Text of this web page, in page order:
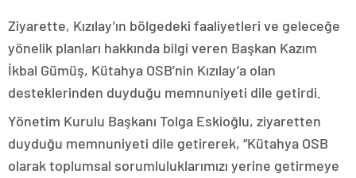
Ziyarette, Kızılay’ın bölgedeki faaliyetleri ve geleceğe
yönelik planları hakkında bilgi veren Başkan Kazım
İkbal Gümüş, Kütahya OSB’nin Kızılay’a olan
desteklerinden duyduğu memnuniyeti dile getirdi.
Yönetim Kurulu Başkanı Tolga Eskioğlu, ziyaretten
duyduğu memnuniyeti dile getirerek, “Kütahya OSB
olarak toplumsal sorumluluklarımızı yerine getirmeye